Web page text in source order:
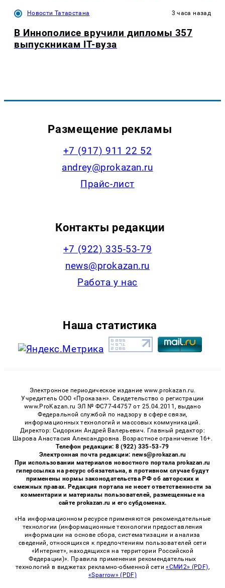
Новости Татарстана 3 часа назад
В Иннополисе вручили дипломы 357
выпускникам IT-вуза
Размещение рекламы
+7 (917) 911 22 52
andrey@prokazan.ru
Прайс-лист
Контакты редакции
+7 (922) 335-53-79
news@prokazan.ru
Работа у нас
Наша статистика
Электронное периодическое издание www.prokazan.ru.
Учредитель ООО «Проказан». Cвидетельство о регистрации
www.ProKazan.ru ЭЛ № ФС77-44757 от 25.04.2011, выдано
Федеральной службой по надзору в сфере связи,
информационных технологий и массовых коммуникаций.
Директор: Сидоркин Андрей Валерьевич. Главный редактор:
Шарова Анастасия Александровна. Возрастное ограничение 16+.
Телефон редакции: 8 (922) 335-53-79
Электронная почта редакции: news@prokazan.ru
При использовании материалов новостного портала prokazan.ru
гиперссылка на ресурс обязательна, в противном случае будут
применены нормы законодательства РФ об авторских и
смежных правах. Редакция портала не несет ответственности за
комментарии и материалы пользователей, размещенные на
сайте prokazan.ru и его субдоменах.
«На информационном ресурсе применяются рекомендательные
технологии (информационные технологии предоставления
информации на основе сбора, систематизации и анализа
сведений, относящихся к предпочтениям пользователей сети
«Интернет», находящихся на территории Российской
Федерации)». Правила применения рекомендательных
технологий в виджетах рекламно-обменной сети«СМИ2» (PDF),
«Sparrow» (PDF)